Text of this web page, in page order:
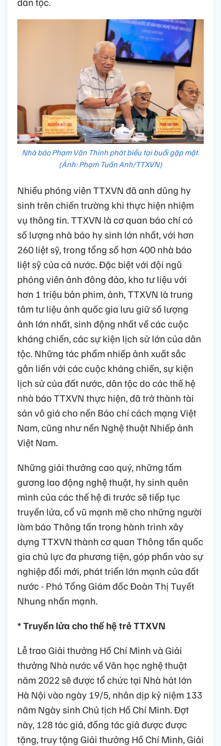
Nhà báo Phạm Văn Thính phát biểu tại buổi gặp mặt.
(Ảnh: Phạm Tuấn Anh/TTXVN)
Nhiều phóng viên TTXVN đã anh dũng hy
sinh trên chiến trường khi thực hiện nhiệm
vụ thông tin. TTXVN là cơ quan báo chí có
số lượng nhà báo hy sinh lớn nhất, với hơn
260 liệt sỹ, trong tổng số hơn 400 nhà báo
liệt sỹ của cả nước. Đặc biệt với đội ngũ
phóng viên ảnh đông đảo, kho tư liệu với
hơn 1 triệu bản phim, ảnh, TTXVN là trung
tâm tư liệu ảnh quốc gia lưu giữ số lượng
ảnh lớn nhất, sinh động nhất về các cuộc
kháng chiến, các sự kiện lịch sử lớn của dân
tộc. Những tác phẩm nhiếp ảnh xuất sắc
gắn liền với các cuộc kháng chiến, sự kiện
lịch sử của đất nước, dân tộc do các thế hệ
nhà báo TTXVN thực hiện, đã trở thành tài
sản vô giá cho nền Báo chí cách mạng Việt
Nam, cũng như nền Nghệ thuật Nhiếp ảnh
Việt Nam.
Những giải thưởng cao quý, những tấm
gương lao động nghệ thuật, hy sinh quên
mình của các thế hệ đi trước sẽ tiếp tục
truyền lửa, cổ vũ mạnh mẽ cho những người
làm báo Thông tấn trong hành trình xây
dựng TTXVN thành cơ quan Thông tấn quốc
gia chủ lực đa phương tiện, góp phần vào sự
nghiệp đổi mới, phát triển lớn mạnh của đất
nước - Phó Tổng Giám đốc Đoàn Thị Tuyết
Nhung nhấn mạnh.
* Truyền lửa cho thế hệ trẻ TTXVN
Lễ trao Giải thưởng Hồ Chí Minh và Giải
thưởng Nhà nước về Văn học nghệ thuật
năm 2022 sẽ được tổ chức tại Nhà hát lớn
Hà Nội vào ngày 19/5, nhân dịp kỷ niệm 133
năm Ngày sinh Chủ tịch Hồ Chí Minh. Đợt
này, 128 tác giả, đồng tác giả được được
tặng, truy tặng Giải thưởng Hồ Chí Minh, Giải